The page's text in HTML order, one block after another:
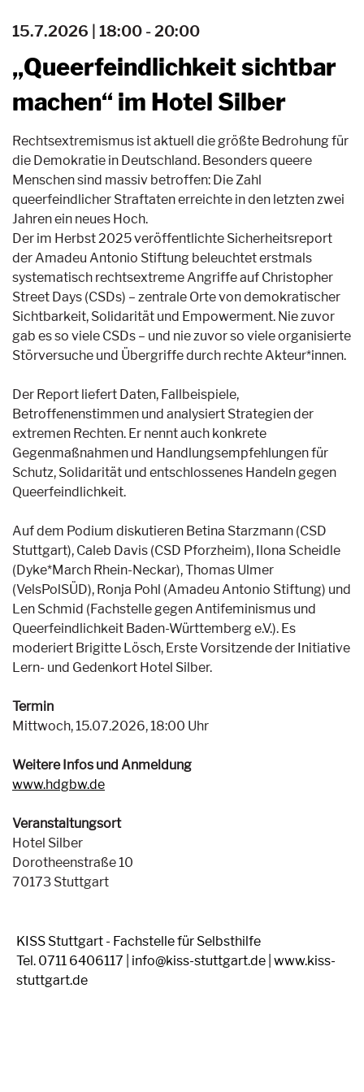
15.7.2026 | 18:00 - 20:00
„Queerfeindlichkeit sichtbar
machen“ im Hotel Silber
Rechtsextremismus ist aktuell die größte Bedrohung für
die Demokratie in Deutschland. Besonders queere
Menschen sind massiv betroffen: Die Zahl
queerfeindlicher Straftaten erreichte in den letzten zwei
Jahren ein neues Hoch.
Der im Herbst 2025 veröffentlichte Sicherheitsreport
der Amadeu Antonio Stiftung beleuchtet erstmals
systematisch rechtsextreme Angriffe auf Christopher
Street Days (CSDs) – zentrale Orte von demokratischer
Sichtbarkeit, Solidarität und Empowerment. Nie zuvor
gab es so viele CSDs – und nie zuvor so viele organisierte
Störversuche und Übergriffe durch rechte Akteur*innen.
Der Report liefert Daten, Fallbeispiele,
Betroffenenstimmen und analysiert Strategien der
extremen Rechten. Er nennt auch konkrete
Gegenmaßnahmen und Handlungsempfehlungen für
Schutz, Solidarität und entschlossenes Handeln gegen
Queerfeindlichkeit.
Auf dem Podium diskutieren Betina Starzmann (CSD
Stuttgart), Caleb Davis (CSD Pforzheim), Ilona Scheidle
(Dyke*March Rhein-Neckar), Thomas Ulmer
(VelsPolSÜD), Ronja Pohl (Amadeu Antonio Stiftung) und
Len Schmid (Fachstelle gegen Antifeminismus und
Queerfeindlichkeit Baden-Württemberg e.V.). Es
moderiert Brigitte Lösch, Erste Vorsitzende der Initiative
Lern- und Gedenkort Hotel Silber.
Termin
Mittwoch, 15.07.2026, 18:00 Uhr
Weitere Infos und Anmeldung
www.hdgbw.de
Veranstaltungsort
Hotel Silber
Dorotheenstraße 10
70173 Stuttgart
KISS Stuttgart - Fachstelle für Selbsthilfe
Tel. 0711 6406117 | info@kiss-stuttgart.de | www.kiss-
stuttgart.de